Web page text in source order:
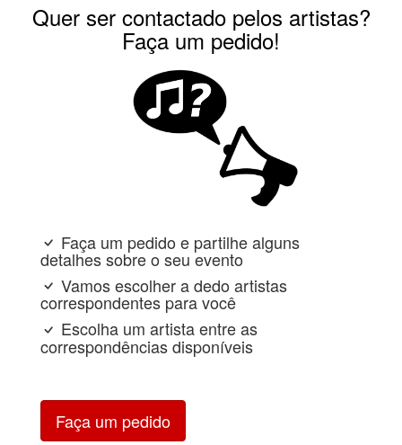
Quer ser contactado pelos artistas?
Faça um pedido!
Faça um pedido e partilhe alguns
detalhes sobre o seu evento
Vamos escolher a dedo artistas
correspondentes para você
Escolha um artista entre as
correspondências disponíveis
Faça um pedido